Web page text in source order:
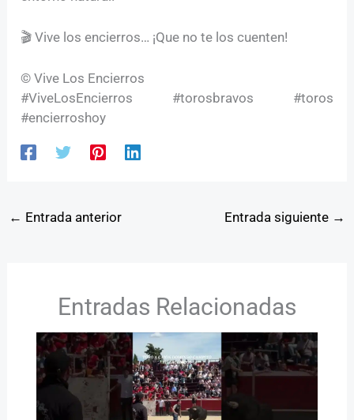
🎬 Vive los encierros… ¡Que no te los cuenten!
© Vive Los Encierros
#ViveLosEncierros #torosbravos #toros
#encierroshoy
← Entrada anterior Entrada siguiente →
Entradas Relacionadas